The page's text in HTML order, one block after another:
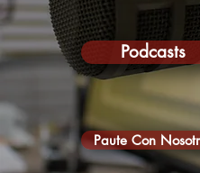
Podcasts
Paute Con